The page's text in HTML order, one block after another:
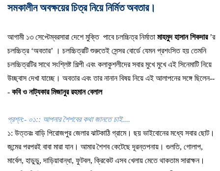
সমকালীন অবক্ষয়ের চিত্র নিয়ে নির্মিত অবতার।
আগামী ১৩ সেপ্টেম্বরসারা দেশে মুক্তি পাবে চলচ্চিত্র নির্মাতা মাহমুদ হাসান শিকদার ’র
চলচ্চিত্র‘অবতার’ । চলচ্চিত্রটি শুরুতেই সেন্সর বোর্ডে যেমন প্রশংসিত হয় তেমনি
চলচ্চিত্রটির সাথে সংশ্লিষ্ট শিল্পী এবং কলাকুশলীদের সবার মুখে মুখে এই সিনেমাটি নিয়ে
উচ্ছ্বাস দেখা যাচ্ছে। অবতার এবং তার নানান বিষয় নিয়ে এই আলাপনের সঙ্গে ছিলেন--
- কবি ও নাট্যকার মিজানুর রহমান বেলাল
প্রশ্ন:- ০১:: আপনার শৈশবের কথা জানতে চাই....
১: উত্তরঃ বাড়ি পিরোজপুর জেলার ঝাটকাঠি গ্রামে। ছয় ভাইবোনের মধ্যে সবার ছোট।
জন্মের পরপরই বাবা মারা যান। আমার শৈশব কেটেছে দূরন্তপনায়। গুলতি, গোলাপ,
মার্বেল, হাডুডু,দাড়িয়াবান্ধা, ফুটবল, ক্রিকেট এসব খেলায় মেতে থাকতাম সারাক্ষন।